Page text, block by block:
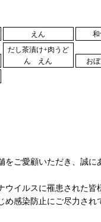
えん
だし茶漬け+肉うど
ん えん
お
をご愛顧いただき、誠に
ウイルスに罹患された皆
め感染防止にご尽力され